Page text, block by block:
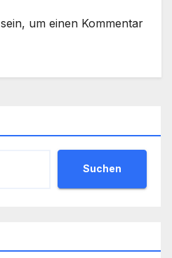
sein, um einen Kommentar
Suchen